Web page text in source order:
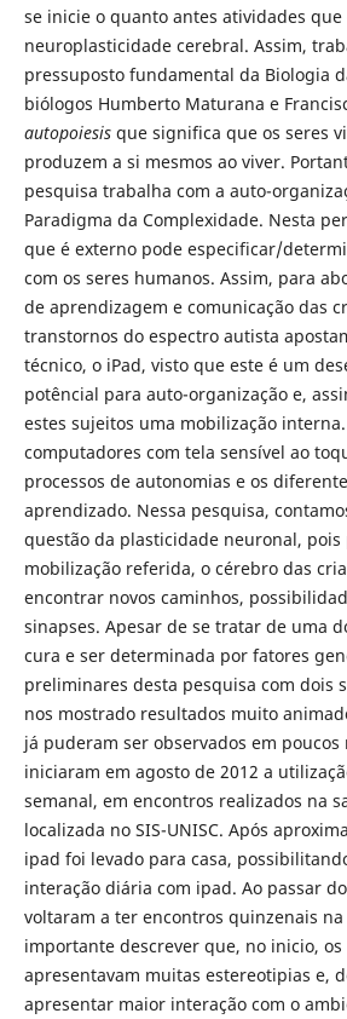
se inicie o quanto antes atividades
neuroplasticidade cerebral. Assim,
pressuposto fundamental da Biologia
biólogos Humberto Maturana e
autopoiesisque significa que os seres
produzem a si mesmos ao viver.
pesquisa trabalha com a auto-
Paradigma da Complexidade. Nesta
que é externo pode especificar/
com os seres humanos. Assim, para
de aprendizagem e comunicação das
transtornos do espectro autista
técnico, o iPad, visto que este é um
potêncial para auto-organização e,
estes sujeitos uma mobilização
computadores com tela sensível ao
processos de autonomias e os
aprendizado. Nessa pesquisa,
questão da plasticidade neuronal,
mobilização referida, o cérebro das
encontrar novos caminhos,
sinapses. Apesar de se tratar de uma
cura e ser determinada por fatores
preliminares desta pesquisa com dois
nos mostrado resultados muito
já puderam ser observados em poucos
iniciaram em agosto de 2012 a
semanal, em encontros realizados na
localizada no SIS-UNISC. Após
ipad foi levado para casa,
interação diária com ipad. Ao passar
voltaram a ter encontros quinzenais na
importante descrever que, no inicio,
apresentavam muitas estereotipias e,
apresentar maior interação com o